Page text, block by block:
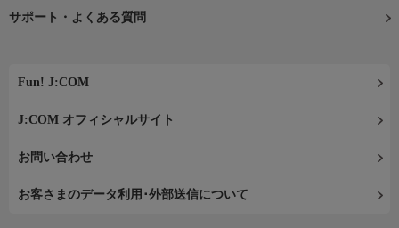
サポート・よくある質問
Fun! J:COM
J:COM オフィシャルサイト
お問い合わせ
お客さまのデータ利用･外部送信について